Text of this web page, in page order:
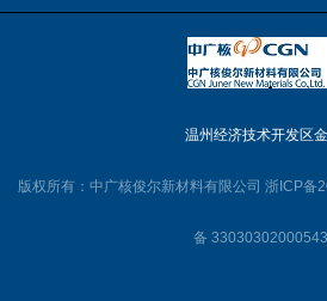
温州经济技术开发区
版权所有：中广核俊尔新材料有限公司 浙ICP备
备